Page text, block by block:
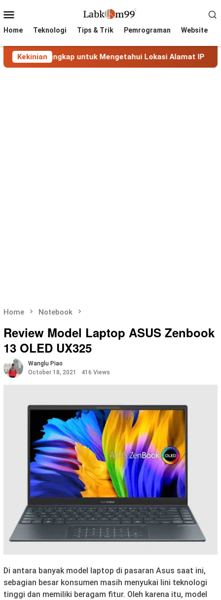
to
Menu
Home Teknologi Tips & Trik Pemrograman Website
Kekinian
Lengkap untuk Mengetahui Lokasi Alamat IP
Home Notebook
Review Model Laptop ASUS Zenbook
13 OLED UX325
Wanglu Piao
October 18, 2021
416 Views
Di antara banyak model laptop di pasaran Asus saat ini,
sebagian besar konsumen masih menyukai lini teknologi
tinggi dan memiliki beragam fitur. Oleh karena itu, model